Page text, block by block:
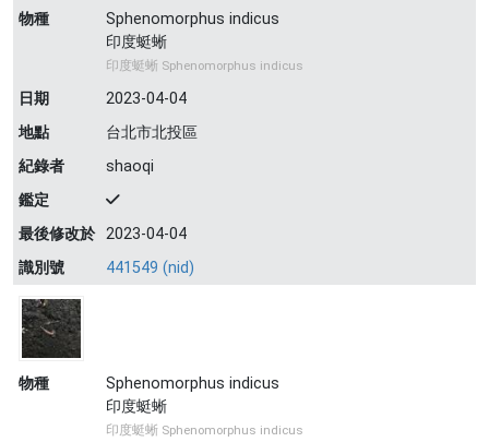
物種
Sphenomorphus indicus
印度蜓蜥
印度蜓蜥 Sphenomorphus indicus
日期
2023-04-04
地點
台北市北投區
紀錄者
shaoqi
鑑定
最後修改於 2023-04-04
識別號
441549 (nid)
物種
Sphenomorphus indicus
印度蜓蜥
印度蜓蜥 Sphenomorphus indicus